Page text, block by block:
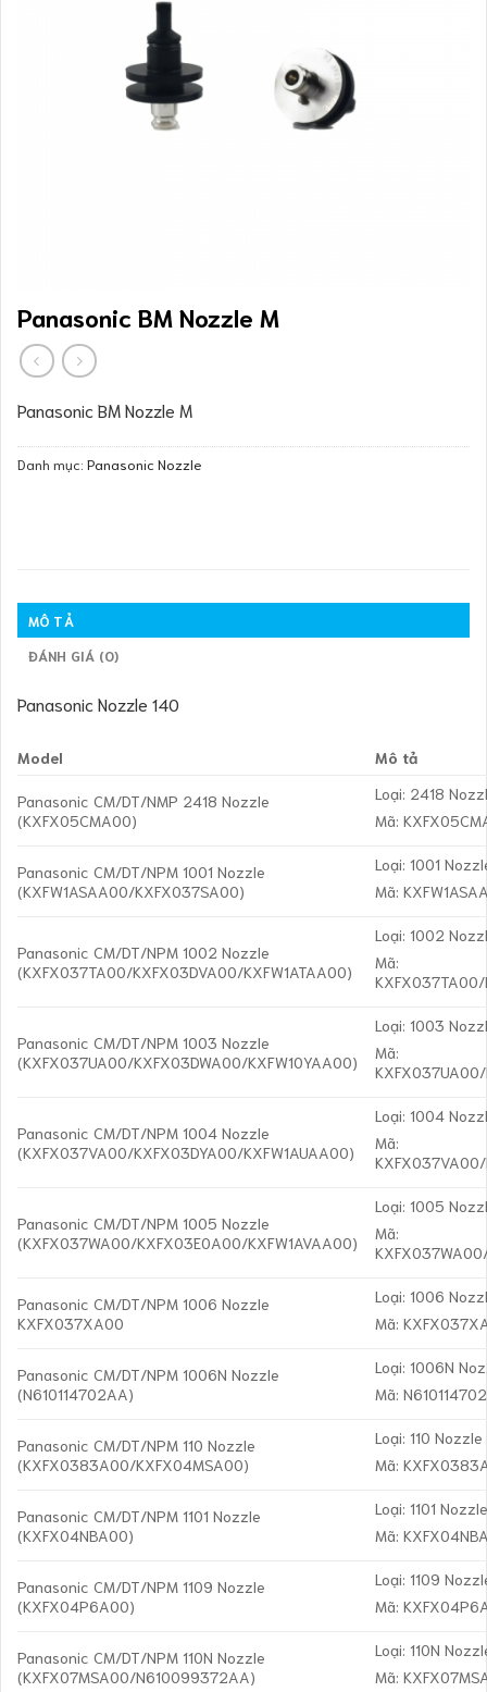
Panasonic BM Nozzle M
Panasonic BM Nozzle M
Danh mục: Panasonic Nozzle
MÔ TẢ
ĐÁNH GIÁ (0)
Panasonic Nozzle 140
Model Mô tả
Panasonic CM/DT/NMP 2418 Nozzle
(KXFX05CMA00)
Loại: 2418
Mã:
Panasonic CM/DT/NPM 1001 Nozzle
(KXFW1ASAA00/KXFX037SA00)
Loại: 1001
Mã:
Panasonic CM/DT/NPM 1002 Nozzle
(KXFX037TA00/KXFX03DVA00/KXFW1ATAA00)
Loại: 1002
Mã:
KXFX037TA00/
Panasonic CM/DT/NPM 1003 Nozzle
(KXFX037UA00/KXFX03DWA00/KXFW10YAA00)
Loại: 1003
Mã:
Panasonic CM/DT/NPM 1004 Nozzle
(KXFX037VA00/KXFX03DYA00/KXFW1AUAA00)
Loại: 1004
Mã:
Panasonic CM/DT/NPM 1005 Nozzle
(KXFX037WA00/KXFX03E0A00/KXFW1AVAA00)
Loại: 1005
Mã:
Panasonic CM/DT/NPM 1006 Nozzle
KXFX037XA00
Loại: 1006
Mã:
Panasonic CM/DT/NPM 1006N Nozzle
(N610114702AA)
Loại: 1006N
Mã:
Panasonic CM/DT/NPM 110 Nozzle
(KXFX0383A00/KXFX04MSA00)
Loại: 110 Nozzle
Mã:
Panasonic CM/DT/NPM 1101 Nozzle
(KXFX04NBA00)
Loại: 1101
Mã:
Panasonic CM/DT/NPM 1109 Nozzle
(KXFX04P6A00)
Loại: 1109
Mã:
Panasonic CM/DT/NPM 110N Nozzle
(KXFX07MSA00/N610099372AA)
Loại: 110N
Mã: